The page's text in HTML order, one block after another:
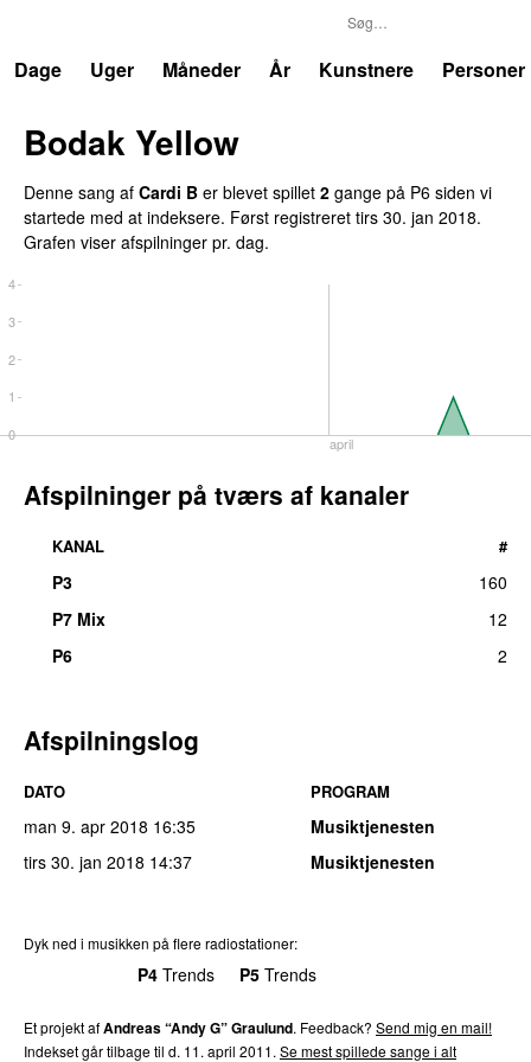
Dage
Uger Måneder År Kunstnere Personer
Bodak Yellow
Denne sang af Cardi B er blevet spillet 2 gange på P6 siden vi
startede med at indeksere. Først registreret tirs 30. jan 2018.
Grafen viser afspilninger pr. dag.
april
0
1
2
3
4
Afspilninger på tværs af kanaler
KANAL #
P3
160
P7 Mix
12
P6
2
Afspilningslog
DATO PROGRAM
man 9. apr 2018 16:35
Musiktjenesten
tirs 30. jan 2018 14:37 Musiktjenesten
Dyk ned i musikken på flere radiostationer:
P4 Trends P5 Trends
Et projekt afAndreas “Andy G” Graulund. Feedback? Send mig en mail!
Indekset går tilbage til d. 11. april 2011. Se mest spillede sange i alt